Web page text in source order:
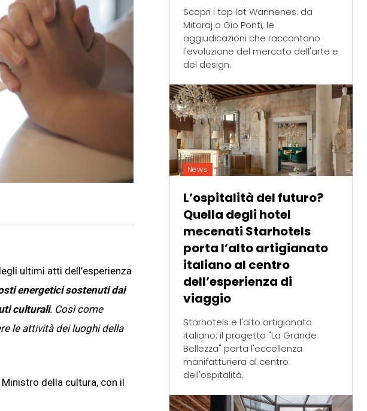
ultimi atti dell’esperienza
energetici sostenuti dai
culturali. Così come
le attività dei luoghi della
della cultura, con il
Scopri i top lot Wannenes: da
Mitoraj a Gio Ponti, le
aggiudicazioni che raccontano
l'evoluzione del mercato dell'arte e
del design.
News
L’ospitalità del futuro?
Quella degli hotel
mecenati Starhotels
porta l’alto artigianato
italiano al centro
dell’esperienza di
viaggio
Starhotels e l'alto artigianato
italiano: il progetto "La Grande
Bellezza" porta l'eccellenza
manifatturiera al centro
dell'ospitalità.